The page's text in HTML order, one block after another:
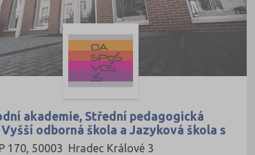
akademie, Střední pedagogická
odborná škola a Jazyková škola s
státní jazykové zkoušky, s.r.o.
170, 50003 Hradec Králové 3